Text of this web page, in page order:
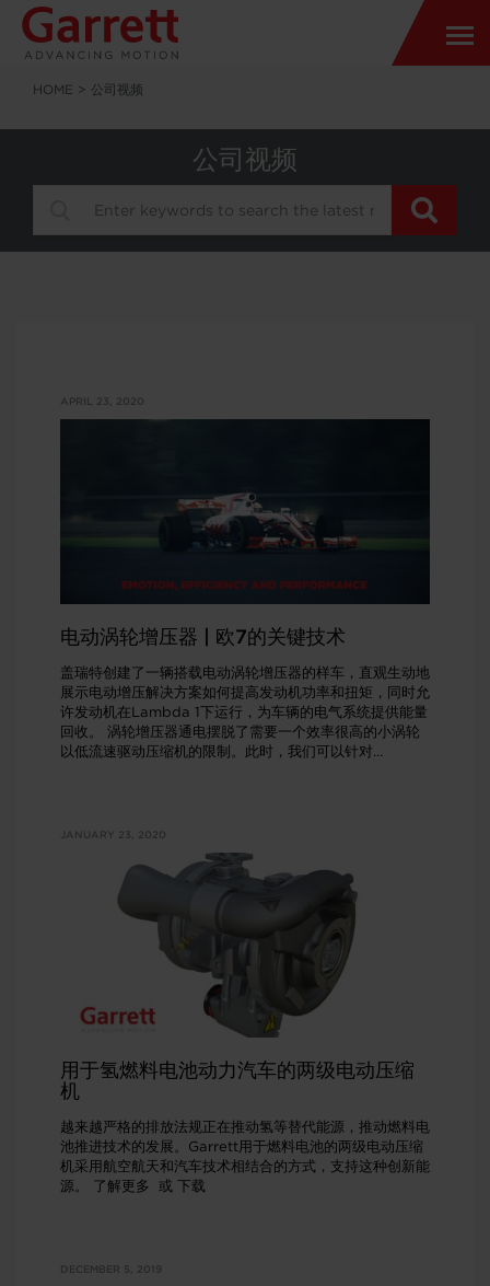
HOME > 公司视频
公司视频
APRIL 23, 2020
电动涡轮增压器 | 欧7的关键技术
盖瑞特创建了一辆搭载电动涡轮增压器的样车，直观生动地
展示电动增压解决方案如何提高发动机功率和扭矩，同时允
许发动机在Lambda 1下运行，为车辆的电气系统提供能量
回收。 涡轮增压器通电摆脱了需要一个效率很高的小涡轮
以低流速驱动压缩机的限制。此时，我们可以针对
JANUARY 23, 2020
用于氢燃料电池动力汽车的两级电动压缩
机
越来越严格的排放法规正在推动氢等替代能源，推动燃料电
池推进技术的发展。Garrett用于燃料电池的两级电动压缩
机采用航空航天和汽车技术相结合的方式，支持这种创新能
源。 了解更多 或 下载
DECEMBER 5, 2019